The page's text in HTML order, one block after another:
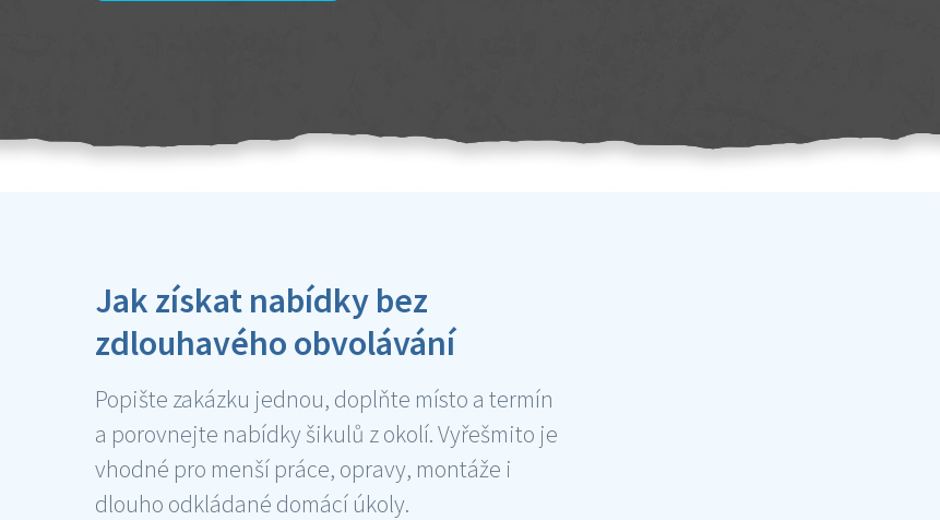
Jak získat nabídky bez
zdlouhavého obvolávání
Popište zakázku jednou, doplňte místo a termín
a porovnejte nabídky šikulů z okolí. Vyřešmito je
vhodné pro menší práce, opravy, montáže i
dlouho odkládané domácí úkoly.